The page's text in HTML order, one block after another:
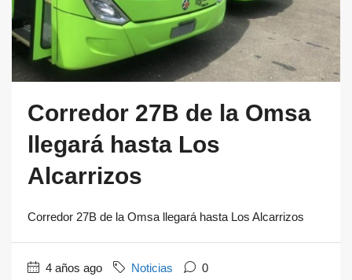
Corredor 27B de la Omsa
llegará hasta Los
Alcarrizos
Corredor 27B de la Omsa llegará hasta Los Alcarrizos
4 años ago Noticias 0